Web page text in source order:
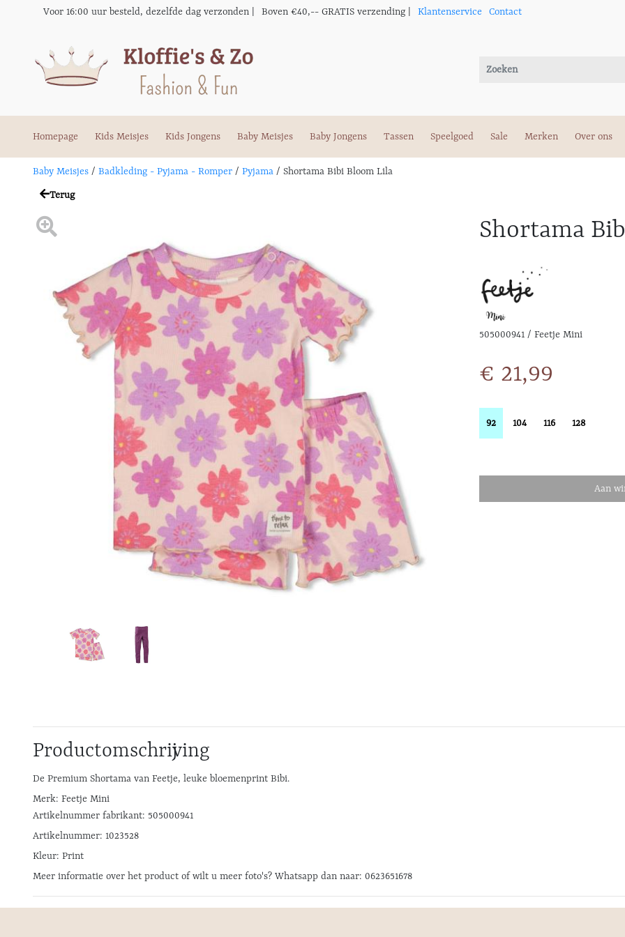
Voor 16:00 uur besteld, dezelfde dag verzonden | Boven €40,-- GRATIS verzending | Klantenservice Contact
Homepage Kids Meisjes Kids Jongens Baby Meisjes Baby Jongens Tassen Speelgoed Sale Merken Over ons
Baby Meisjes / Badkleding - Pyjama - Romper / Pyjama / Shortama Bibi Bloom Lila
Terug
Shortama
505000941 / Feetje Mini
€ 21,99
92 104 116 128
Aan
Productomschrijving
De Premium Shortama van Feetje, leuke bloemenprint Bibi.
Merk: Feetje Mini
Artikelnummer fabrikant: 505000941
Artikelnummer: 1023528
Kleur: Print
Meer informatie over het product of wilt u meer foto's? Whatsapp dan naar: 0623651678